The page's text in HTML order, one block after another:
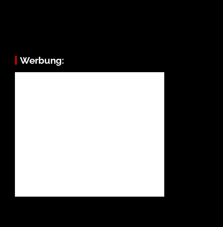
Werbung: